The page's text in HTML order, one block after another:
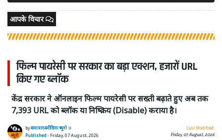
आपके विचार
फिल्म पायरेसी पर सरकार का बड़ा एक्शन, हजारों URL
किए गए ब्लॉक
केंद्र सरकार ने ऑनलाइन फिल्म पायरेसी पर सख्ती बढ़ाते हुए अब तक
7,393 URL को ब्लॉक या निष्क्रिय (Disable) कराया है।
byसमाचार4मीडिया ब्यूरो ।।
Published- Friday, 07 August, 2026
Last Modified:
Friday, 07 August, 2026